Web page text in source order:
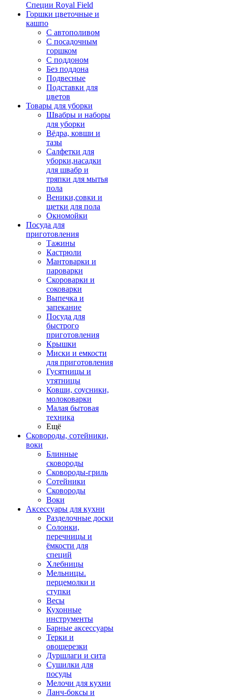
Специи Royal Field
Горшки цветочные и
кашпо
С автополивом
С посадочным
горшком
С поддоном
Без поддона
Подвесные
Подставки для
цветов
Товары для уборки
Швабры и наборы
для уборки
Вёдра, ковши и
тазы
Салфетки для
уборки,насадки
для швабр и
тряпки для мытья
пола
Веники,совки и
щетки для пола
Окномойки
Посуда для
приготовления
Тажины
Кастрюли
Мантоварки и
пароварки
Скороварки и
соковарки
Выпечка и
запекание
Посуда для
быстрого
приготовления
Крышки
Миски и емкости
для приготовления
Гусятницы и
утятницы
Ковши, соусники,
молоковарки
Малая бытовая
техника
Ещё
Сковороды, сотейники,
воки
Блинные
сковороды
Сковороды-гриль
Сотейники
Сковороды
Воки
Аксессуары для кухни
Разделочные доски
Солонки,
перечницы и
ёмкости для
специй
Хлебницы
Мельницы.
перцемолки и
ступки
Весы
Кухонные
инструменты
Барные аксессуары
Терки и
овощерезки
Дуршлаги и сита
Сушилки для
посуды
Мелочи для кухни
Ланч-боксы и